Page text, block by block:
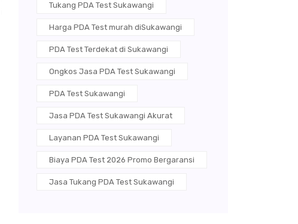
Tukang PDA Test Sukawangi
Harga PDA Test murah diSukawangi
PDA Test Terdekat di Sukawangi
Ongkos Jasa PDA Test Sukawangi
PDA Test Sukawangi
Jasa PDA Test Sukawangi Akurat
Layanan PDA Test Sukawangi
Biaya PDA Test 2026 Promo Bergaransi
Jasa Tukang PDA Test Sukawangi